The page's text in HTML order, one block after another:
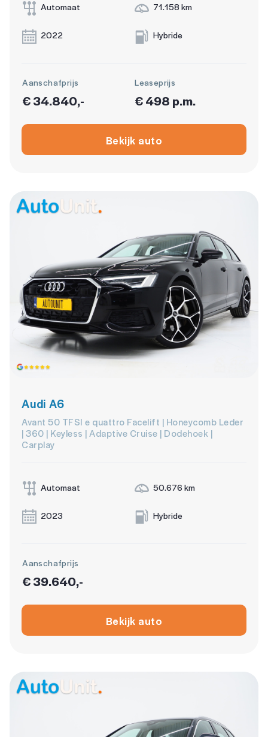
Automaat 71.158 km
2022 Hybride
Aanschafprijs
€ 34.840,-
Leaseprijs
€ 498 p.m.
Bekijk auto
Audi A6
Avant 50 TFSI e quattro Facelift | Honeycomb Leder
| 360 | Keyless | Adaptive Cruise | Dodehoek |
Carplay
Automaat 50.676 km
2023 Hybride
Aanschafprijs
€ 39.640,-
Bekijk auto